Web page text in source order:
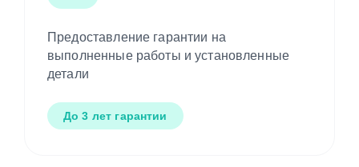
Предоставление гарантии на
выполненные работы и установленные
детали
До 3 лет гарантии